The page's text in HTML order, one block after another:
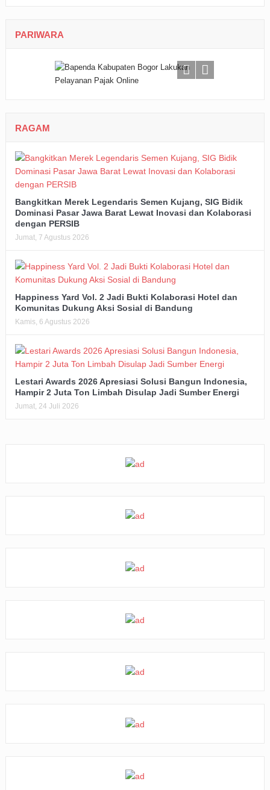
PARIWARA
RAGAM
Bangkitkan Merek Legendaris Semen Kujang, SIG Bidik
Dominasi Pasar Jawa Barat Lewat Inovasi dan Kolaborasi
dengan PERSIB
Jumat, 7 Agustus 2026
Happiness Yard Vol. 2 Jadi Bukti Kolaborasi Hotel dan
Komunitas Dukung Aksi Sosial di Bandung
Kamis, 6 Agustus 2026
Lestari Awards 2026 Apresiasi Solusi Bangun Indonesia,
Hampir 2 Juta Ton Limbah Disulap Jadi Sumber Energi
Jumat, 24 Juli 2026